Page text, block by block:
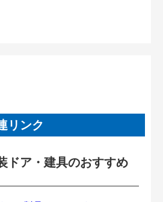
リンク
ドア・建具のおすすめ